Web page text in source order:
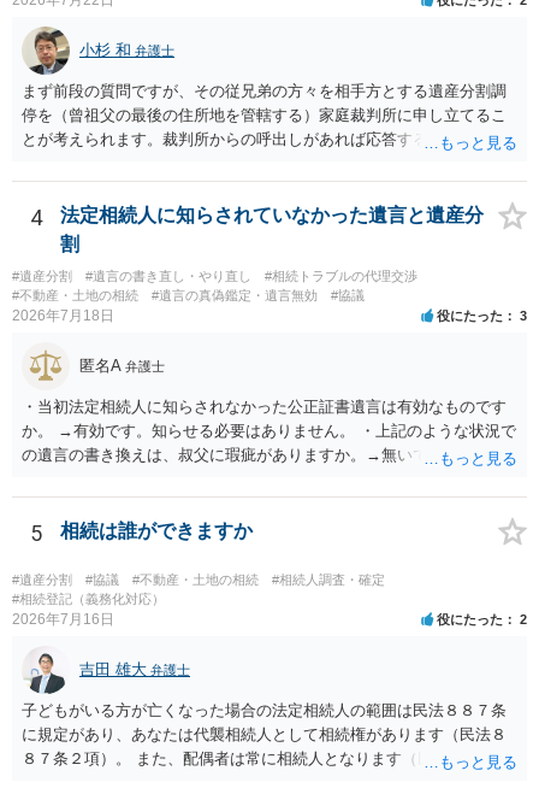
小杉 和 弁護士
まず前段の質問ですが、その従兄弟の方々を相手方とする遺産分割調
停を（曾祖父の最後の住所地を管轄する）家庭裁判所に申し立てるこ
とが考えられます。裁判所からの呼出しがあれば応答する可能性がま
能と思われます。時間が思った以上にないので必要書類をてきぱきと
揃える必要があります。その点是非御注意ください。
4
法定相続人に知らされていなかった遺言と遺産分
割
#遺産分割 #遺言の書き直し・やり直し
#相続トラブルの代理交渉
#不動産・土地の相続
#遺言の真偽鑑定・遺言無効 #協議
2026年7月18日 役にたった 3
匿名A 弁護士
・当初法定相続人に知らされなかった公正証書遺言は有効なものです
か。 →有効です。知らせる必要はありません。 ・上記のような状況で
の遺言の書き換えは、叔父に瑕疵がありますか。→無いです。 ・分割
ますか。 →本人が自由に決められますので、どこが妥当とは言えない
です。客観的な基準もありません。 ・できれば穏やかに、分割を拒否
ないということでしょうか。遺言で、受取を指定されててもいらない
と拒否することはできます。理由を説明する必要はありません。
5 相続は誰ができますか
#遺産分割 #協議 #不動産・土地の相続
#相続人調査・確定
#相続登記（義務化対応）
2026年7月16日 役にたった 2
吉田 雄大 弁護士
子どもがいる方が亡くなった場合の法定相続人の範囲は民法８８７条
に規定があり、あなたは代襲相続人として相続権があります（民法８
８７条２項）。 また、配偶者は常に相続人となります（民法８９０